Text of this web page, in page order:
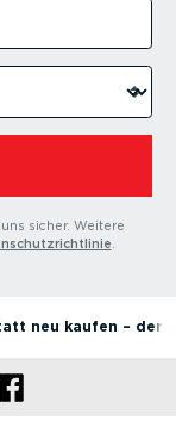
sicher. Weitere
.
neu kaufen – der